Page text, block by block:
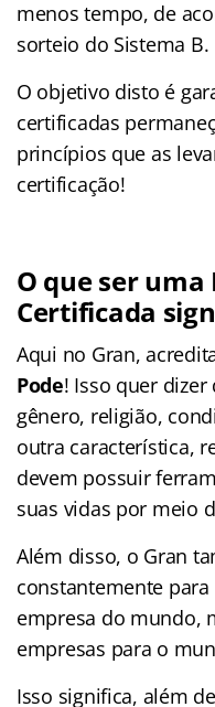
menos tempo, de
sorteio do Sistema B.
O objetivo disto é
certificadas
princípios que as
certificação!
O que ser uma
Certificada
Aqui no Gran,
Pode! Isso quer
gênero, religião,
outra característica,
devem possuir
suas vidas por meio
Além disso, o Gran
constantemente
empresa do mundo,
empresas para o
Isso significa, além